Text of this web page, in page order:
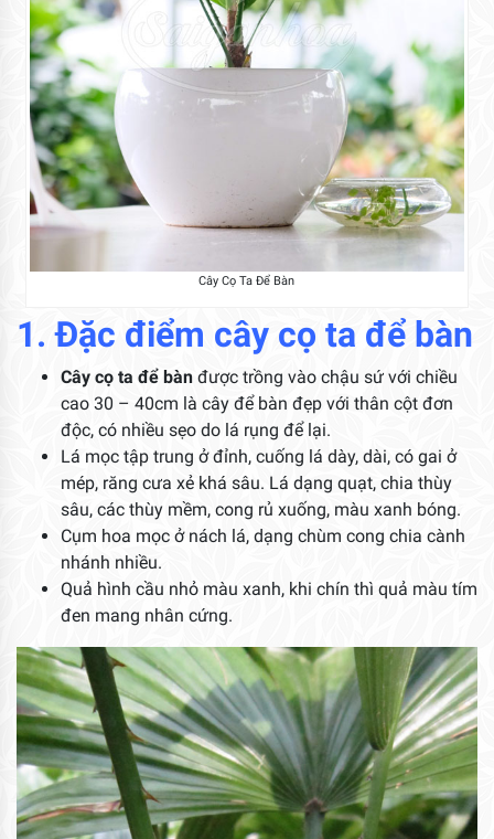
Cây Cọ Ta Để Bàn
1. Đặc điểm cây cọ ta để bàn
Cây cọ ta để bàn được trồng vào chậu sứ với chiều
cao 30 – 40cm là cây để bàn đẹp với thân cột đơn
độc, có nhiều sẹo do lá rụng để lại.
Lá mọc tập trung ở đỉnh, cuống lá dày, dài, có gai ở
mép, răng cưa xẻ khá sâu. Lá dạng quạt, chia thùy
sâu, các thùy mềm, cong rủ xuống, màu xanh bóng.
Cụm hoa mọc ở nách lá, dạng chùm cong chia cành
nhánh nhiều.
Quả hình cầu nhỏ màu xanh, khi chín thì quả màu tím
đen mang nhân cứng.